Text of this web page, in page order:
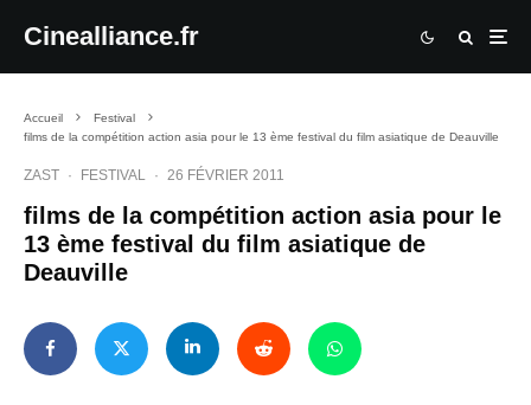
Cinealliance.fr
Accueil
Festival
films de la compétition action asia pour le 13 ème festival du film asiatique de Deauville
ZAST · FESTIVAL · 26 FÉVRIER 2011
films de la compétition action asia pour le
13 ème festival du film asiatique de
Deauville